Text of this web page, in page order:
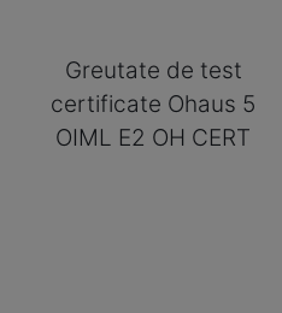
Greutate de test
certificate Ohaus 5
OIML E2 OH CERT